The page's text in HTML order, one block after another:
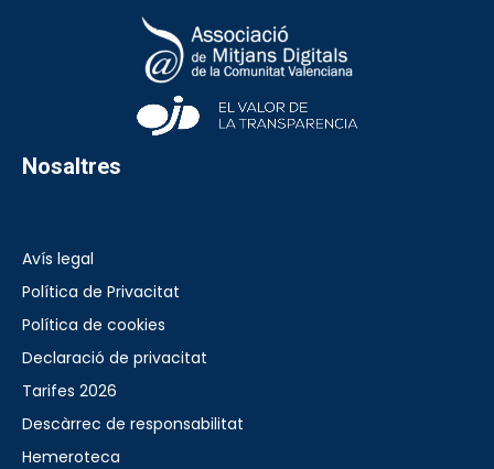
Nosaltres
Avís legal
Política de Privacitat
Política de cookies
Declaració de privacitat
Tarifes 2026
Descàrrec de responsabilitat
Hemeroteca